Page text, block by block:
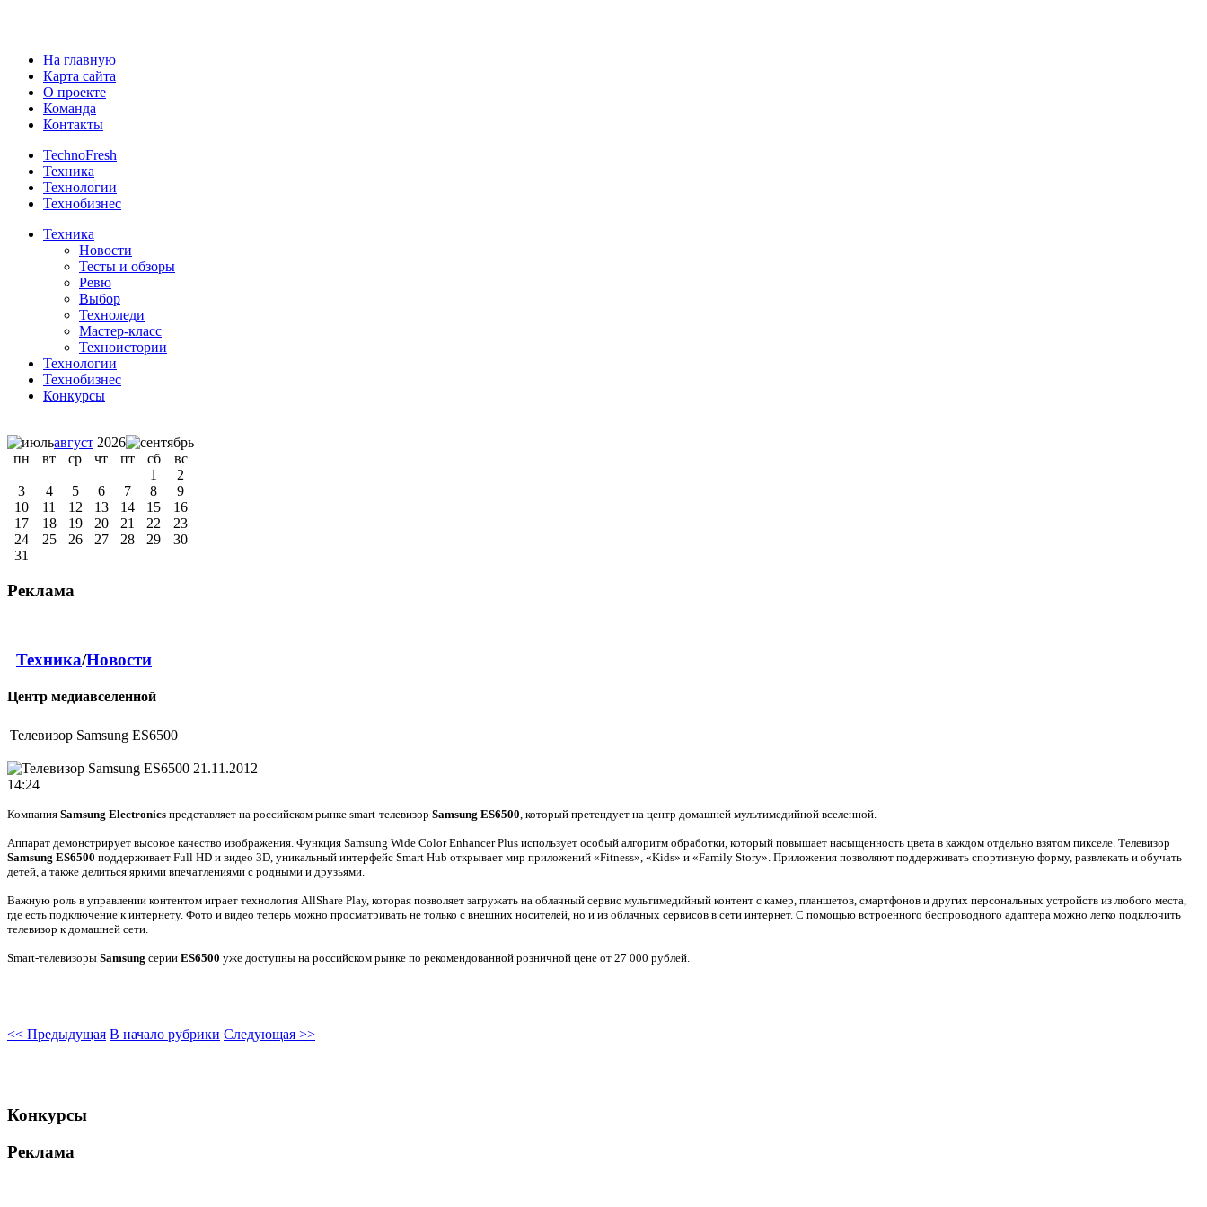
На главную
Карта сайта
О проекте
Команда
Контакты
TechnoFresh
Техника
Технологии
Технобизнес
Техника
Новости
Тесты и обзоры
Ревю
Выбор
Техноледи
Мастер-класс
Техноистории
Технологии
Технобизнес
Конкурсы
август 2026
пн
вт ср чт пт сб
вс
1
2
3
4 5 6 7 8
9
10
11 12 13 14 15
16
17
18 19 20 21 22
23
24
25 26 27 28 29
30
31
Реклама
Техника/Новости
Центр медиавселенной
Телевизор Samsung ES6500
21.11.2012
14:24
Компания Samsung Electronics представляет на российском рынке smart-телевизор Samsung ES6500 , который претендует на центр домашней мультимедийной вселенной.
Аппарат демонстрирует высокое качество изображения. Функция Samsung Wide Color Enhancer Plus использует особый алгоритм обработки, который повышает насыщенность цвета в каждом отдельно взятом пикселе. Телевизор
Samsung ES6500 поддерживает Full HD и видео 3D, уникальный интерфейс Smart Hub открывает мир приложений «Fitness», «Kids» и «Family Story». Приложения позволяют поддерживать спортивную форму, развлекать и обучать
детей, а также делиться яркими впечатлениями с родными и друзьями.
Важную роль в управлении контентом играет технология AllShare Play, которая позволяет загружать на облачный сервис мультимедийный контент с камер, планшетов, смартфонов и других персональных устройств из любого места,
где есть подключение к интернету. Фото и видео теперь можно просматривать не только с внешних носителей, но и из облачных сервисов в сети интернет. С помощью встроенного беспроводного адаптера можно легко подключить
телевизор к домашней сети.
Smart-телевизоры Samsung серии ES6500 уже доступны на российском рынке по рекомендованной розничной цене от 27 000 рублей.
<< Предыдущая В начало рубрики Следующая >>
Конкурсы
Реклама